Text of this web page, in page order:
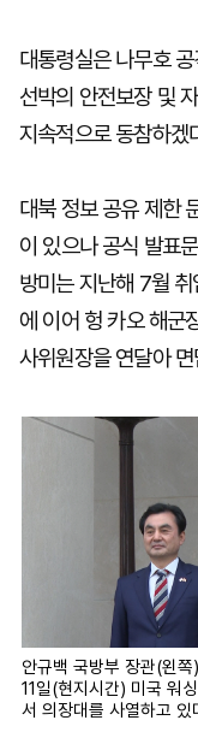
대통령실은 나무호
선박의 안전보장 및
지속적으로 동참하겠
대북 정보 공유 제한
이 있으나 공식 발표
방미는 지난해 7월
에 이어 헝 카오 해군
사위원장을 연달아
안규백 국방부 장관(왼
11일(현지시간) 미국 워
서 의장대를 사열하고